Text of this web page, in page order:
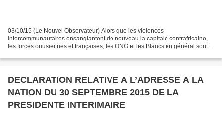
03/10/15 (Le Nouvel Observateur) Alors que les violences
intercommunautaires ensanglantent de nouveau la capitale centrafricaine,
les forces onusiennes et françaises, les ONG et les Blancs en général sont
DECLARATION RELATIVE A L’ADRESSE A LA
NATION DU 30 SEPTEMBRE 2015 DE LA
PRESIDENTE INTERIMAIRE